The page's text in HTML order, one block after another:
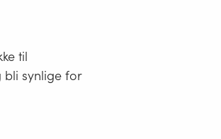
til
bli synlige for